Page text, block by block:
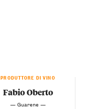
PRODUTTORE DI VINO
Fabio Oberto
— Guarene —